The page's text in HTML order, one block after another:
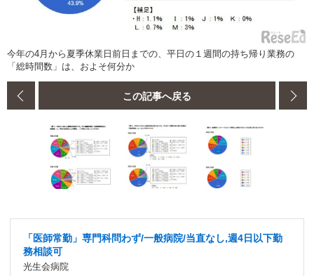
今年の4月から夏季休業日前日までの、平日の１週間の持ち帰り業務の
「総時間数」は、およそ何分か
この記事へ戻る
「医師常勤」専門科問わず/一般病院/当直なし,週4日以下勤
務相談可
光生会病院